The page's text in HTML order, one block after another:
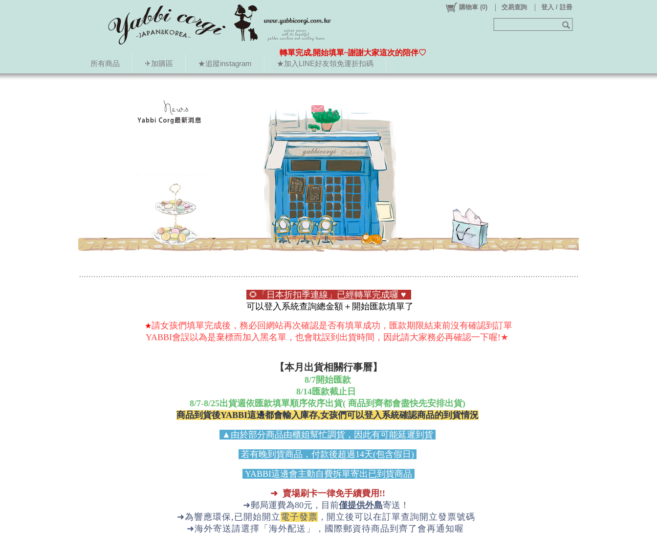
所有商品 ✈加購區 ★追蹤instagram ★加入LINE好友領免運折扣碼
購物車 (0) 交易查詢 登入 / 註冊
轉單完成,開始填單~謝謝大家這次的陪伴♡